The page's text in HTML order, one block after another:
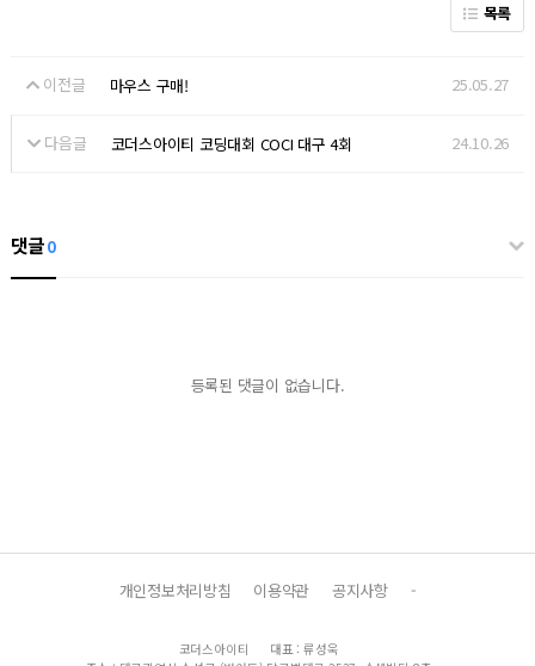
목록
이전글 마우스 구매! 25.05.27
다음글 코더스아이티 코딩대회 COCI 대구 4회 24.10.26
댓글0
등록된 댓글이 없습니다.
개인정보처리방침 이용약관 공지사항 -
코더스아이티
대표 : 류성욱